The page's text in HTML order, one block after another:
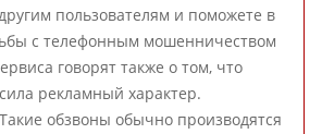
пользователям и поможете в
с телефонным мошенничеством
говорят также о том, что
рекламный характер.
обзвоны обычно производятся